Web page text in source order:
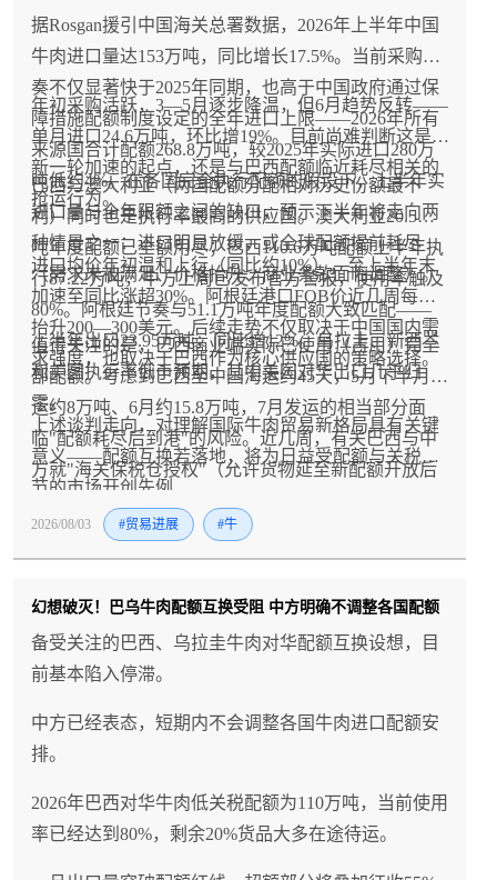
据Rosgan援引中国海关总署数据，2026年上半年中国
牛肉进口量达153万吨，同比增长17.5%。当前采购节
奏不仅显著快于2025年同期，也高于中国政府通过保
障措施配额制度设定的全年进口上限——2026年所有
来源国合计配额268.8万吨，较2025年实际进口280万
吨低约4%。在各国完全执行配额的假设下，上半年实
进口量与全年限额之间的缺口，预示下半年将走向两
种情景之一：进口明显放缓，或全球配额提前耗尽
（需求未被满足、价格抬升、商业条款面临调整）。
年初采购活跃，3—5月逐步降温，但6月趋势反转——
单月进口24.6万吨，环比增19%。目前尚难判断这是
新一轮加速的起点，还是与巴西配额临近耗尽相关的
抢运行为。
巴西与澳大利亚（两国配额分配相对历史份额最不
利）同时也是执行率最高的供应国。澳大利亚20.5万
吨年度配额已全额用尽；巴西110.6万吨配额上半年执
行87.22万吨，中方上周已发布官方警报，使用率触及
80%。阿根廷节奏与51.1万吨年度配额大致匹配——
上半年出口23.95万吨，同比增12%。乌拉圭、新西兰
和美国执行率低于预期，其中美国对华出口几乎归
零。
进口均价年初温和上行（同比约10%），至上半年末
加速至同比涨超30%。阿根廷港口FOB价近几周每吨
抬升200—300美元。后续走势不仅取决于中国国内需
求强度，也取决于巴西作为核心供应国的策略选择。
值得关注的是，巴西商业端实际已使用（占用）完全
部配额。考虑到巴西至中国海运约45天，5月下半月发
运约8万吨、6月约15.8万吨，7月发运的相当部分面
临"配额耗尽后到港"的风险。近几周，有关巴西与中
方就"海关保税仓授权"（允许货物延至新配额开放后
估类似方案。与此同时，巴西与乌拉圭等国的配额互
换谈判亦有报道，涉及约10万吨中国市场份额交换巴
西在欧盟贸易协定项下的较小配额。
上述谈判走向，对理解国际牛肉贸易新格局具有关键
意义——配额互换若落地，将为日益受配额与关税调
节的市场开创先例
2026/08/03 #贸易进展 #牛
幻想破灭！巴乌牛肉配额互换受阻 中方明确不调整各国配额
备受关注的巴西、乌拉圭牛肉对华配额互换设想，目
前基本陷入停滞。
中方已经表态，短期内不会调整各国牛肉进口配额安
排。
2026年巴西对华牛肉低关税配额为110万吨，当前使用
率已经达到80%，剩余20%货品大多在途待运。